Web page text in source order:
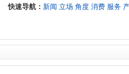
快速导航： 新闻 立场 角度 消费 服务